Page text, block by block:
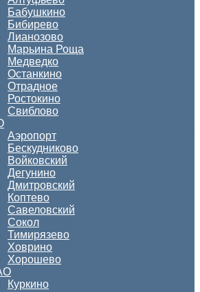
Бабушкино
Бибирево
Лианозово
Марьина Роща
Медведко
Останкино
Отрадное
Ростокино
Свиблово
Аэропорт
Бескудниково
Войковский
Дегунино
Дмитровский
Коптево
Савеловский
Сокол
Тимирязево
Ховрино
Хорошево
Куркино